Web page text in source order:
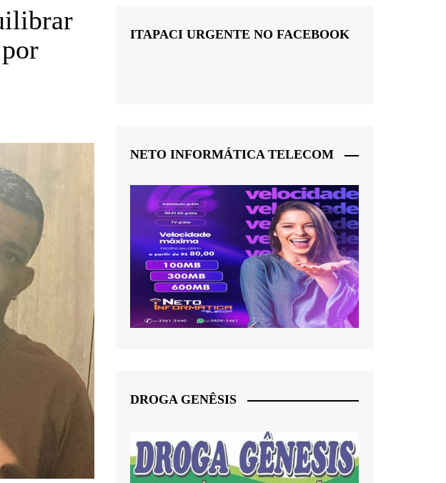
ITAPACI URGENTE NO FACEBOOK
NETO INFORMÁTICA TELECOM
DROGA GENÊSIS